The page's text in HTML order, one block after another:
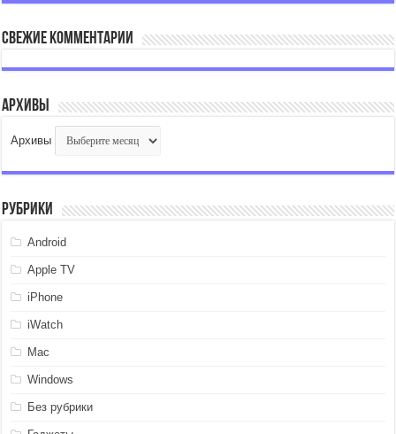
Свежие комментарии
Архивы
Архивы
Рубрики
Android
Apple TV
iPhone
iWatch
Mac
Windows
Без рубрики